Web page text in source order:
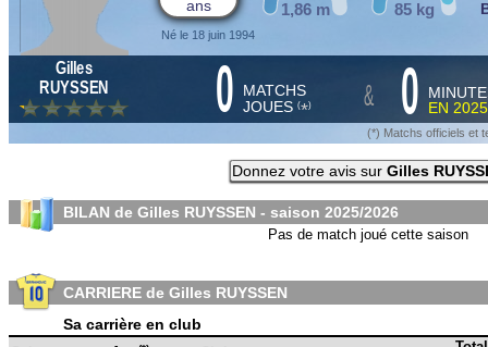
ans
Né le 18 juin 1994
1,86 m 85 kg
Gilles
RUYSSEN
0 MATCHS
JOUES (*) & 0
EN
(*) Matchs officiels et
Donnez votre avis sur Gilles
BILAN de Gilles RUYSSEN - saison 2025/2026
Pas de match joué cette saison
CARRIERE de Gilles RUYSSEN
Sa carrière en club